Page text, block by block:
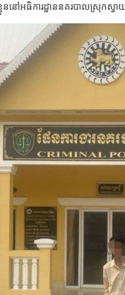
ននៅអធិការដ្ឋាននគរបាលស្រុកស្វ